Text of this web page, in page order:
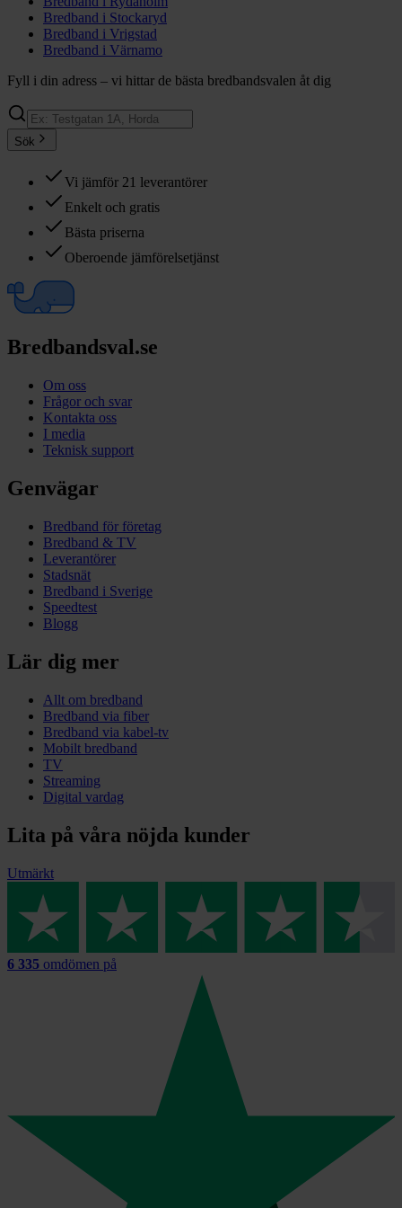
Bredband i Stockaryd
Bredband i Vrigstad
Bredband i Värnamo
Fyll i din adress – vi hittar de bästa bredbandsvalen åt dig
Sök
Vi jämför 21 leverantörer
Enkelt och gratis
Bästa priserna
Oberoende jämförelsetjänst
Bredbandsval.se
Om oss
Frågor och svar
Kontakta oss
I media
Teknisk support
Genvägar
Bredband för företag
Bredband & TV
Leverantörer
Stadsnät
Bredband i Sverige
Speedtest
Blogg
Lär dig mer
Allt om bredband
Bredband via fiber
Bredband via kabel-tv
Mobilt bredband
TV
Streaming
Digital vardag
Lita på våra nöjda kunder
Utmärkt
6 335 omdömen på